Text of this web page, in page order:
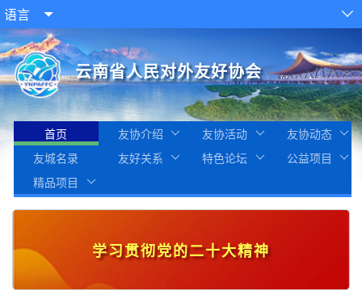
语言  
云南省人民对外友好协会
首页 友协介绍 友协活动
友协动态
友城名录
友好关系 特色论坛
公益项目
精品项目
学习贯彻党的二十大精神